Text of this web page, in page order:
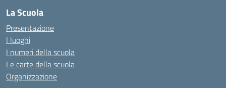
La Scuola
Presentazione
I luoghi
I numeri della scuola
Le carte della scuola
Organizzazione